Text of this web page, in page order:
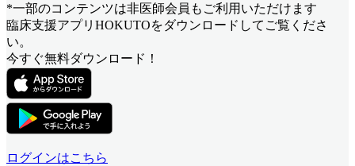
*一部のコンテンツは非医師会員もご利用いただけます
臨床支援アプリHOKUTOをダウンロードしてご覧くださ
い。
今すぐ無料ダウンロード！
ログインはこちら